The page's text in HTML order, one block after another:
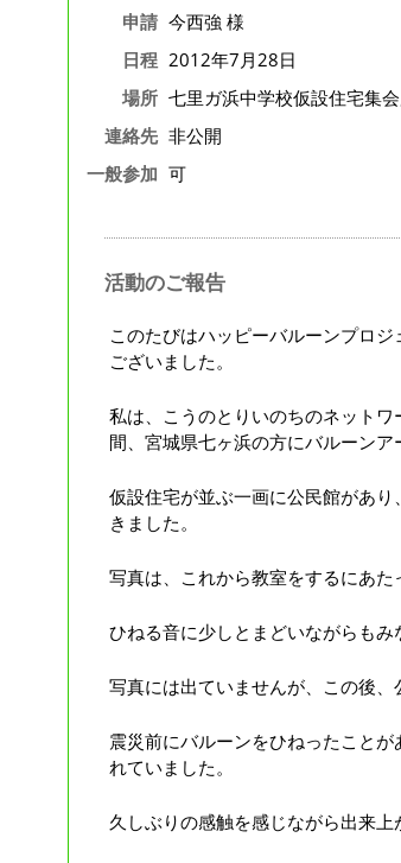
申請 今西強 様
日程 2012年7月28日
場所 七里ガ浜中学校仮設住宅集
連絡先 非公開
一般参加 可
活動のご報告
このたびはハッピーバルーンプロ
ございました。
私は、こうのとりいのちのネット
間、宮城県七ヶ浜の方にバルーンア
仮設住宅が並ぶ一画に公民館があ
きました。
写真は、これから教室をするにあた
ひねる音に少しとまどいながらもみ
写真には出ていませんが、この後、
震災前にバルーンをひねったこと
れていました。
久しぶりの感触を感じながら出来上